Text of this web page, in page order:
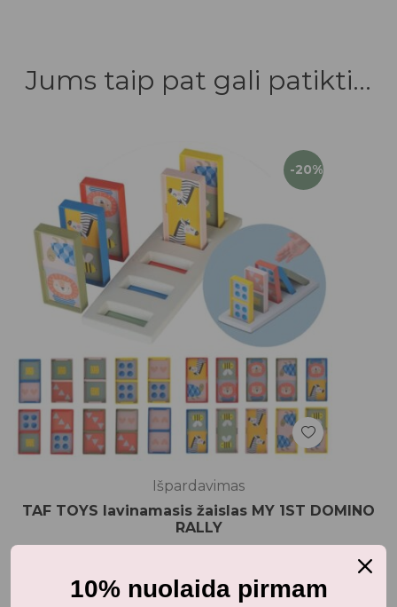
Jums taip pat gali patikti...
-20%
Išpardavimas
TAF TOYS lavinamasis žaislas MY 1ST DOMINO
RALLY
10% nuolaida pirmam